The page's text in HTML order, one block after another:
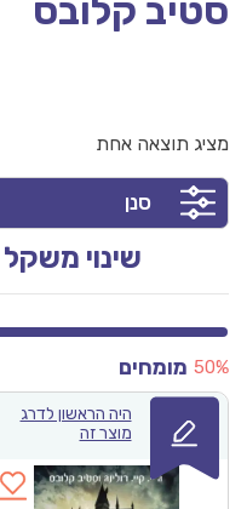
סטיב קלובס
מציג תוצאה אחת
סנן
שינוי
מומחים 50%
היה הראשון לדרג
מוצר זה